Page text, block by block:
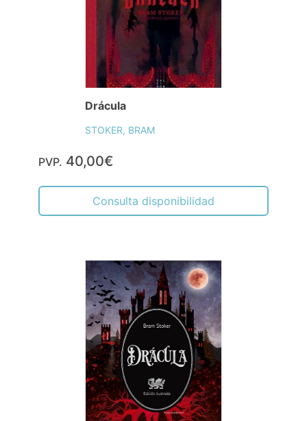
Drácula
STOKER, BRAM
PVP. 40,00€
Consulta disponibilidad